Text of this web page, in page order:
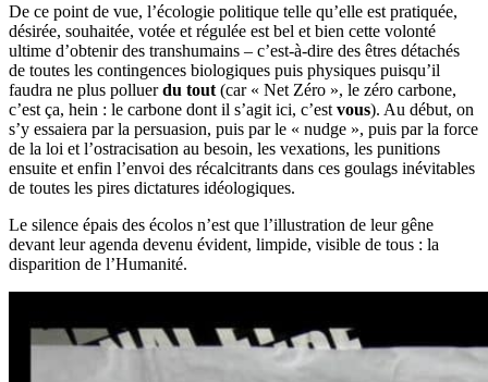
De ce point de vue, l’écologie politique telle qu’elle est pratiquée,
désirée, souhaitée, votée et régulée est bel et bien cette volonté
ultime d’obtenir des transhumains – c’est-à-dire des êtres détachés
de toutes les contingences biologiques puis physiques puisqu’il
faudra ne plus polluerdu tout (car « Net Zéro », le zéro carbone,
c’est ça, hein : le carbone dont il s’agit ici, c’est vous). Au début, on
s’y essaiera par la persuasion, puis par le « nudge », puis par la force
de la loi et l’ostracisation au besoin, les vexations, les punitions
ensuite et enfin l’envoi des récalcitrants dans ces goulags inévitables
de toutes les pires dictatures idéologiques.
Le silence épais des écolos n’est que l’illustration de leur gêne
devant leur agenda devenu évident, limpide, visible de tous : la
disparition de l’Humanité.